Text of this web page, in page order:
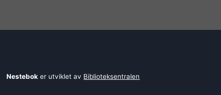
Nestebok er utviklet av Biblioteksentralen